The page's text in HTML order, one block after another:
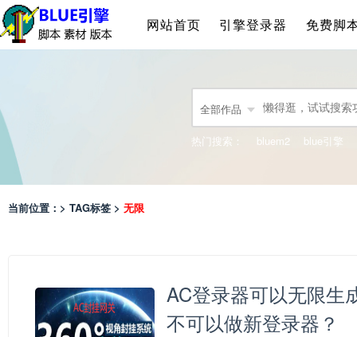
网站首页 引擎登录器 免费脚
全部作品
热门搜索： bluem2 blue引擎
当前位置：> TAG标签 > 无限
AC登录器可以无限生
不可以做新登录器？